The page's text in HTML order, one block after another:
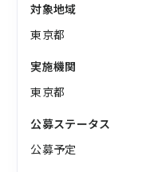
対象地域
東京都
実施機関
東京都
公募ステータス
公募予定